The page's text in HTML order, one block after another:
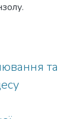
процесу
та